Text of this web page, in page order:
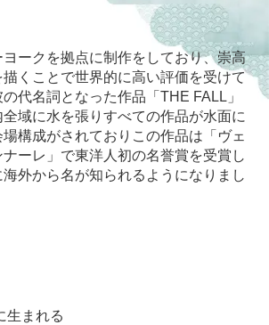
ークを拠点に制作をしており、崇高
くことで世界的に高い評価を受けて
代名詞となった作品「THE FALL」
域に水を張りすべての作品が水面に
構成がされておりこの作品は「ヴェ
ーレ」で東洋人初の名誉賞を受賞し
外から名が知られるようになりまし
まれる